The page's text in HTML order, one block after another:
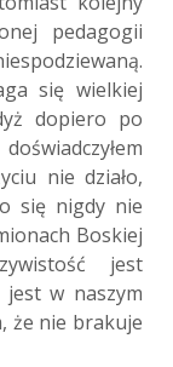
pedagogii
się wielkiej
dopiero po
nie działo,
się nigdy nie
Boskiej
jest
jest w naszym
że nie brakuje